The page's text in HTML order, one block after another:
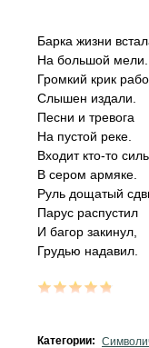
Барка жизни
На большой мели.
Громкий крик
Слышен издали.
Песни и тревога
На пустой реке.
Входит кто-то
В сером армяке.
Руль дощатый
Парус распустил
И багор закинул,
Грудью надавил.
Категории: